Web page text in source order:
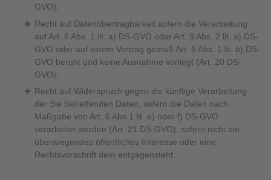
GVO);
Recht auf Datenübertragbarkeit sofern die Verarbeitung
auf Art. 6 Abs. 1 lit. a) DS-GVO oder Art. 9 Abs. 2 lit. a) DS-
GVO oder auf einem Vertrag gemäß Art. 6 Abs. 1 lit. b) DS-
GVO beruht und keine Ausnahme vorliegt (Art. 20 DS-
GVO);
Recht auf Widerspruch gegen die künftige Verarbeitung
der Sie betreffenden Daten, sofern die Daten nach
Maßgabe von Art. 6 Abs.1 lit. e) oder f) DS-GVO
verarbeitet werden (Art. 21 DS-GVO), sofern nicht ein
überwiegendes öffentliches Interesse oder eine
Rechtsvorschrift dem entgegensteht.